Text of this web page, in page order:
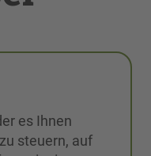
es Ihnen
steuern, auf